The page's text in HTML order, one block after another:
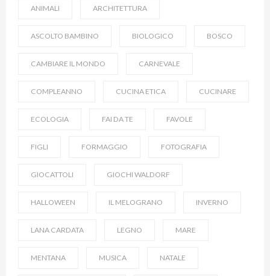
ANIMALI ARCHITETTURA
ASCOLTO BAMBINO BIOLOGICO BOSCO
CAMBIARE IL MONDO CARNEVALE
COMPLEANNO CUCINA ETICA CUCINARE
ECOLOGIA FAI DA TE FAVOLE
FIGLI FORMAGGIO FOTOGRAFIA
GIOCATTOLI GIOCHI WALDORF
HALLOWEEN IL MELOGRANO INVERNO
LANA CARDATA LEGNO MARE
MENTANA MUSICA NATALE